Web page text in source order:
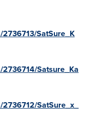
SatSure_K
Satsure_Ka
SatSure_x_